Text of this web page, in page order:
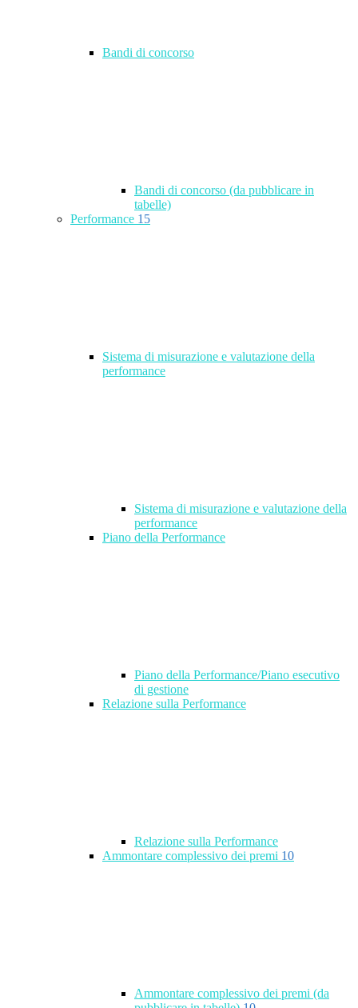
Bandi di concorso
Bandi di concorso (da pubblicare in
tabelle)
Performance 15
Sistema di misurazione e valutazione della
performance
Sistema di misurazione e valutazione della
performance
Piano della Performance
Piano della Performance/Piano esecutivo
di gestione
Relazione sulla Performance
Relazione sulla Performance
Ammontare complessivo dei premi 10
Ammontare complessivo dei premi (da